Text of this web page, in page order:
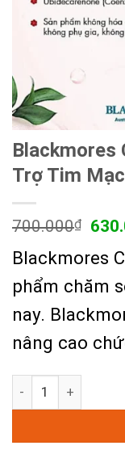
Blackmores
Trợ Tim
700.000₫
Giá
là:
Blackmores
phẩm chăm
nay.
nâng cao
Blackmores